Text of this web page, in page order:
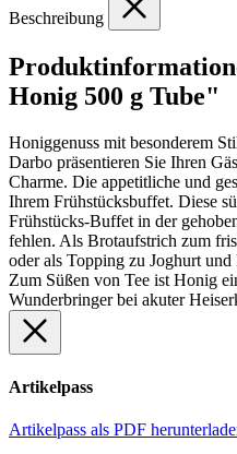
Beschreibung
Honig 500 g Tube"
Honiggenuss mit besonderem
Darbo präsentieren Sie Ihren
Charme. Die appetitliche und
Ihrem Frühstücksbuffet. Diese
Frühstücks-Buffet in der
fehlen. Als Brotaufstrich zum
oder als Topping zu Joghurt
Zum Süßen von Tee ist Honig
Wunderbringer bei akuter
Artikelpass
Artikelpass als PDF